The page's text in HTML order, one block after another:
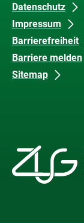
Datenschutz
Impressum
Barrierefreiheit
Barriere melden
Sitemap